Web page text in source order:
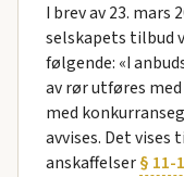
I brev av 23.
selskapets tilbud
følgende: «I
av rør utføres
med
avvises. Det
anskaffelser§ 11-